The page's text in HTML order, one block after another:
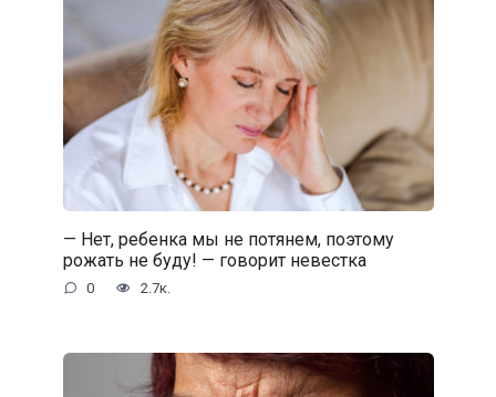
— Нет, ребенка мы не потянем, поэтому
рожать не буду! — говорит невестка
0 2.7к.